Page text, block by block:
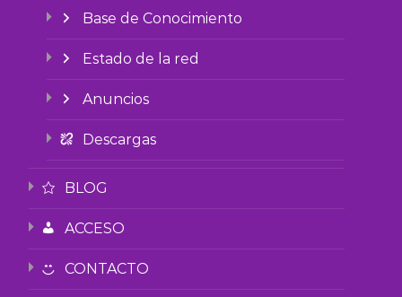
Base de Conocimiento
Estado de la red
Anuncios
Descargas
BLOG
ACCESO
CONTACTO